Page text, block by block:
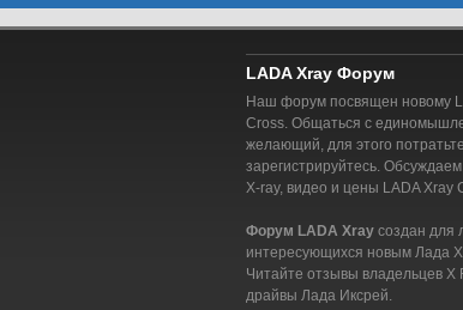
LADA Xray Форум
Наш форум посвящен новому
Cross. Общаться с
желающий, для этого
зарегистрируйтесь.
X-ray, видео и цены LADA Xray
Форум LADA Xray создан для
интересующихся новым Лада
Читайте отзывы владельцев X
драйвы Лада Иксрей.